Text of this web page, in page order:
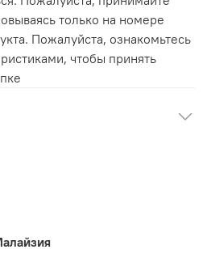
только на номере
Пожалуйста, ознакомьтесь
чтобы принять